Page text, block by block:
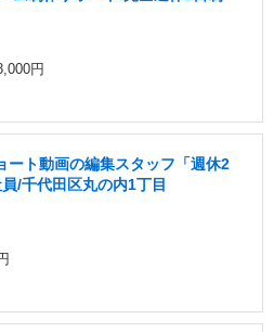
円
ート動画の編集スタッフ「週休2
/千代田区丸の内1丁目